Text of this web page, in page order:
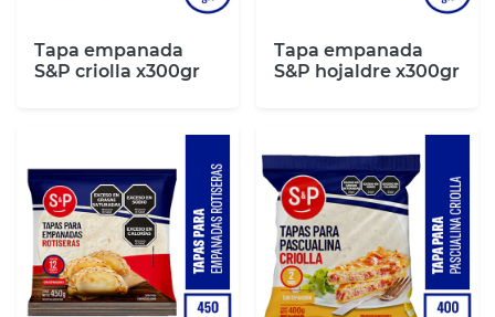
Tapa empanada
S&P criolla x300gr
Tapa empanada
S&P hojaldre x300gr